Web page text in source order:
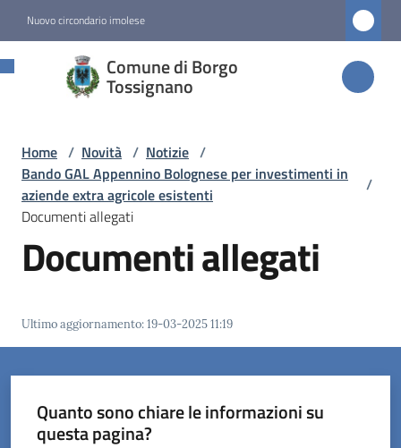
Nuovo circondario imolese
Comune di Borgo
Tossignano
Comune di
Borgo
Amministrazione
Novità
Menu selezionato
Borgo
Tossignano
Home / Novità / Notizie /
Bando GAL Appennino Bolognese per investimenti in
aziende extra agricole esistenti
/
Documenti allegati
Documenti allegati
Ultimo aggiornamento:19-03-2025 11:19
Quanto sono chiare le informazioni su
questa pagina?